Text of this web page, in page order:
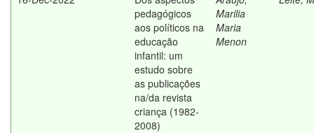
pedagógicos
aos políticos na
educação
infantil: um
estudo sobre
as publicações
na/da revista
criança (1982-
2008)
Marilia
Maria
Menon